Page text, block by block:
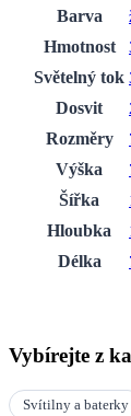
Barva
Hmotnost
Světelný tok
Dosvit
Rozměry
Výška
Šířka
Hloubka
Délka
Vybírejte z
Svítilny a baterky